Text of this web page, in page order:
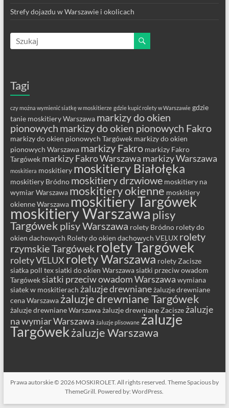
Strefy dojazdu w Warszawie i okolicach
Tagi
czy można wymienić siatkę w moskitierze gdzie kupić rolety w Warszawie gdzie
tanie moskitiery Warszawa markizy do okien
pionowych markizy do okien pionowych Fakro
markizy do okien pionowych Targówek markizy do okien
pionowych Warszawa markizy Fakro markizy Fakro
Targówek markizy Fakro Warszawa markizy Warszawa
moskitiera moskitiery moskitiery Białołęka
moskitiery Bródno moskitiery drzwiowe moskitiery na
wymiar Warszawa moskitiery okienne moskitiery
okienne Warszawa moskitiery Targówek
moskitiery Warszawa plisy
Targówek plisy Warszawa rolety Bródno rolety do
okien dachowych Rolety do okien dachowych VELUX rolety
rzymskie Targówek rolety Targówek
rolety VELUX rolety Warszawa rolety Zacisze
siatka poll texsiatki do okien Warszawasiatki przeciw owadom
Targóweksiatki przeciw owadom Warszawa wymiana
siatek w moskitierach żaluzje drewnianeżaluzje drewniane
cena Warszawa żaluzje drewniane Targówek
żaluzje drewniane Warszaważaluzje drewniane Zacisze żaluzje
na wymiar Warszawa żaluzje plisowane żaluzje
Targówekżaluzje Warszawa
Prawa autorskie © 2026 MOSKIROLET. All rights reserved. ThemeSpaciousby
ThemeGrill. Powered by:WordPress